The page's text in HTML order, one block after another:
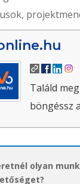
Találd
böngéssz
olyan